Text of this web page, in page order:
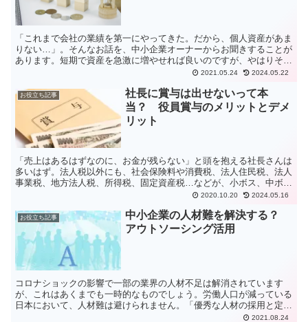
「これまで会社の業績を第一にやってきた。だから、個人資産があま
りない…」。そんなお話を、中小企業オーナーからお聞きすることが
あります。短期で資産を急激に増やせれば良いのですが、やはりそれ
はギャンブル的。複利の力を使い、長期運用で増やしていく...
2021.05.24 2024.05.22
お役立ち記事
社長に賞与は出せないって本
当？ 役員賞与のメリットとデメ
リット
「売上はあるはずなのに、お金が残らない」と頭を抱える社長さんは
多いはず。法人税以外にも、社会保険料や消費税、法人住民税、法人
事業税、地方法人税、所得税、固定資産税…などが、小ボス、中ボ
ス、大ボス、ラスボスのようにそれぞれ存在しています。今回はその
2020.10.20 2024.05.16
お役立ち記事
中小企業の人材難を解決する？
アウトソーシング活用
コロナショックの影響で一部の業界の人材不足は解消されています
が、これはあくまでも一時的なものでしょう。労働人口が減っている
日本において、人材難は避けられません。「優秀な人材の採用と定
着」であれば、なおさらです。では、中小企業はどのようにして...
2021.08.24